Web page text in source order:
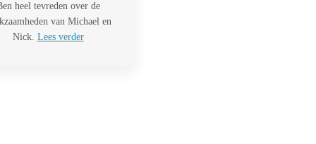
heel tevreden over de
van Michael en
Nick. Lees verder